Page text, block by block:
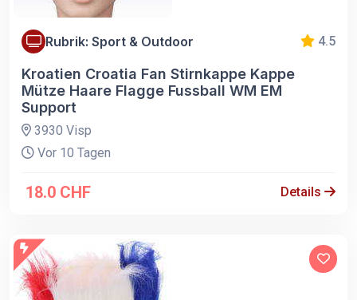
Rubrik: Sport & Outdoor 4.5
Kroatien Croatia Fan Stirnkappe Kappe
Mütze Haare Flagge Fussball WM EM
Support
3930 Visp
Vor 10 Tagen
18.0 CHF Details